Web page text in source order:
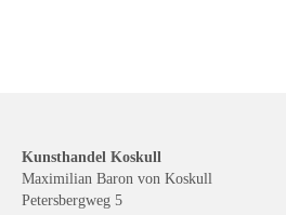
Kunsthandel Koskull
Maximilian Baron von Koskull
Petersbergweg 5